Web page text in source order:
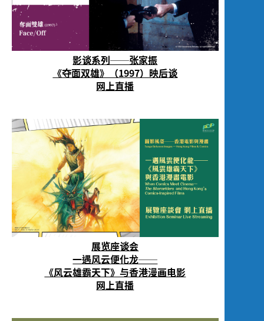
影谈系列──张家振
《夺面双雄》（1997）映后谈
网上直播
展览座谈会
一遇风云便化龙──
《风云雄霸天下》与香港漫画电影
网上直播